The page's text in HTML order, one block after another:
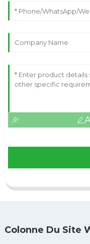
Colonne Du Site